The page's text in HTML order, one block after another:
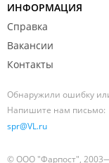
ИНФОРМАЦИЯ
Справка
Вакансии
Контакты
Обнаружили ошибку
Напишите нам письмо:
spr@VL.ru
© ООО "Фарпост",